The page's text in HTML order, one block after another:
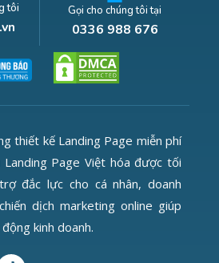
tôi Gọi cho chúng tôi tại
0336 988 676
thiết kế Landing Page miễn phí
Page Việt hóa được tối
đắc lực cho cá nhân, doanh
dịch marketing online giúp
kinh doanh.